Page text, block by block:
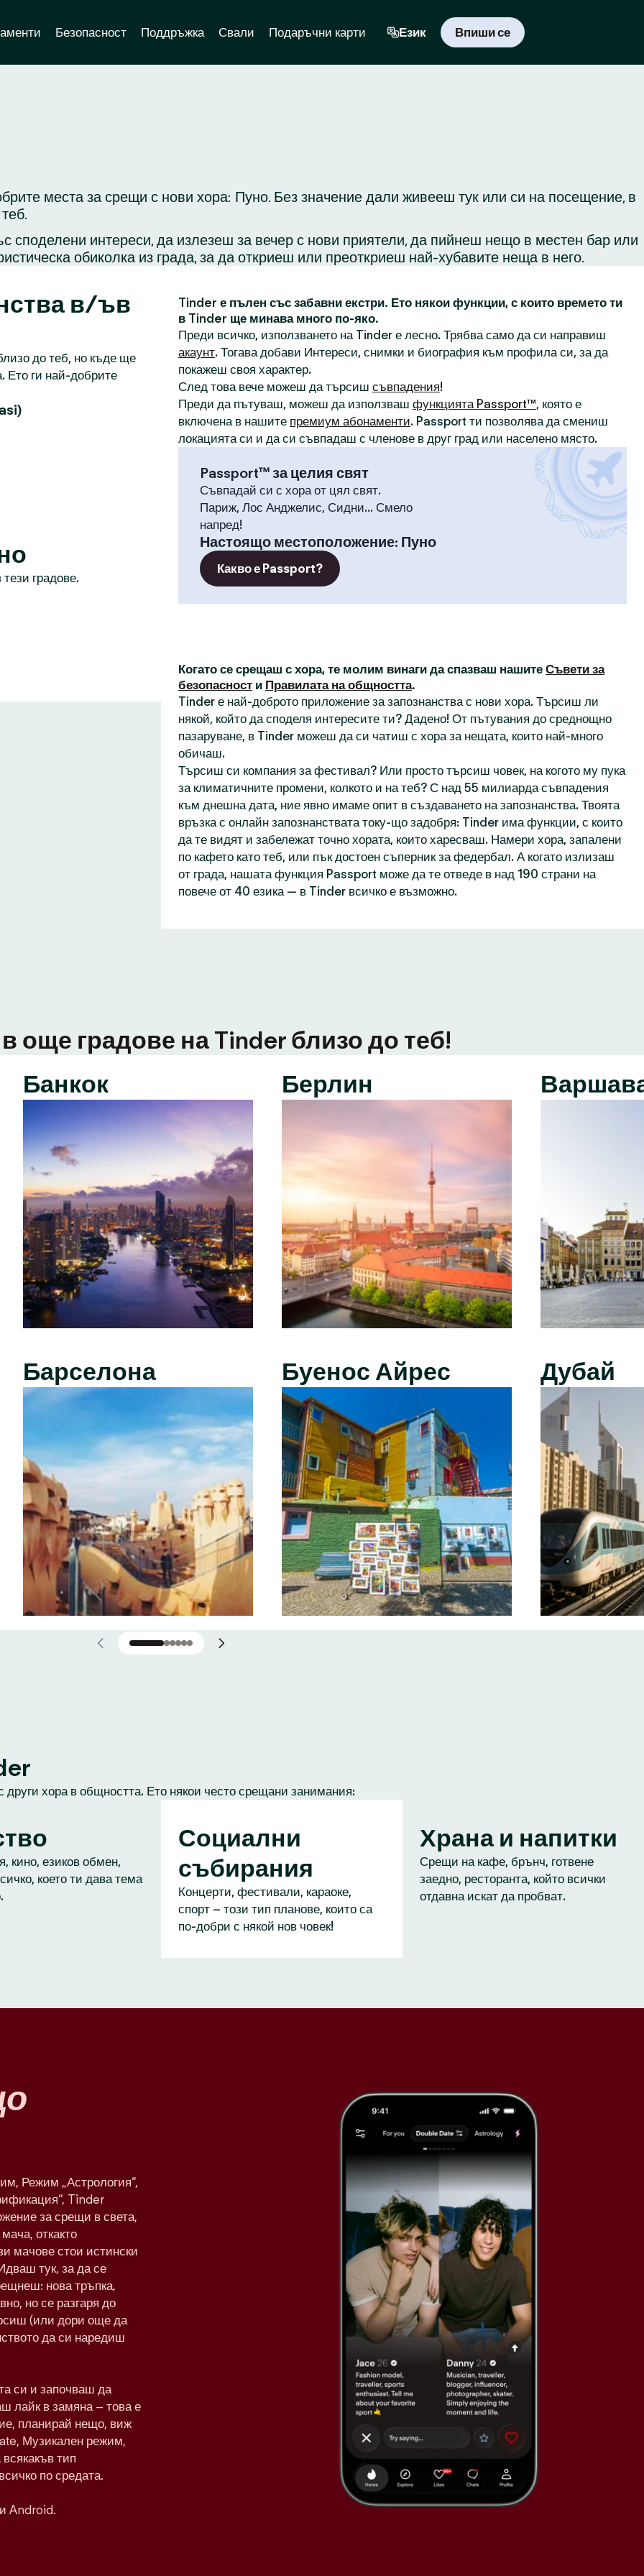
Безопасност Поддръжка Свали Подаръчни карти Език Впиши се
места за срещи с нови хора: Пуно. Без значение дали живееш тук или си на посещение, в
интереси, да излезеш за вечер с нови приятели, да пийнеш нещо в местен бар или
обиколка из града, за да откриеш или преоткриеш най-хубавите неща в него.
в/ъв
до теб, но къде ще
Ето ги най-добрите
градове.
Tinder е пълен със забавни екстри. Ето някои функции, с които времето ти
в Tinder ще минава много по-яко.
Преди всичко, използването на Tinder е лесно. Трябва само да си направиш
акаунт. Тогава добави Интереси, снимки и биография към профила си, за да
покажеш своя характер.
След това вече можеш да търсиш съвпадения!
Преди да пътуваш, можеш да използваш функцията Passport™, която е
включена в нашите премиум абонаменти. Passport ти позволява да смениш
локацията си и да си съвпадаш с членове в друг град или населено място.
Passport™ за целия свят
Съвпадай си с хора от цял свят.
Париж, Лос Анджелис, Сидни... Смело
напред!
Настоящо местоположение: Пуно
Какво е Passport?
Когато се срещаш с хора, те молим винаги да спазваш нашите Съвети за
безопасност и Правилата на общността.
Tinder е най-доброто приложение за запознанства с нови хора. Търсиш ли
някой, който да споделя интересите ти? Дадено! От пътувания до среднощно
пазаруване, в Tinder можеш да си чатиш с хора за нещата, които най-много
обичаш.
Търсиш си компания за фестивал? Или просто търсиш човек, на когото му пука
за климатичните промени, колкото и на теб? С над 55 милиарда съвпадения
към днешна дата, ние явно имаме опит в създаването на запознанства. Твоята
връзка с онлайн запознанствата току-що задобря: Tinder има функции, с които
да те видят и забележат точно хората, които харесваш. Намери хора, запалени
по кафето като теб, или пък достоен съперник за федербал. А когато излизаш
от града, нашата функция Passport може да те отведе в над 190 страни на
повече от 40 езика — в Tinder всичко е възможно.
още градове на Tinder близо до теб!
Банкок
Барселона
Берлин
Буенос Айрес Дубай
хора в общността. Ето някои често срещани занимания:
кино, езиков обмен,
което ти дава тема
Социални
събирания
Концерти, фестивали, караоке,
спорт – този тип планове, които са
по-добри с някой нов човек!
Храна и напитки
Срещи на кафе, брънч, готвене
заедно, ресторанта, който всички
отдавна искат да пробват.
Режим „Астрология“,
Tinder
за срещи в света,
откакто
мачове стои истински
тук, за да се
нова тръпка,
но се разгаря до
(или дори още да
да си наредиш
си и започваш да
лайк в замяна – това е
планирай нещо, виж
Музикален режим,
тип
по средата.
Android.